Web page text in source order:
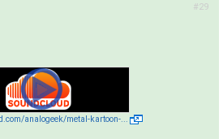
#29
analogeek/metal-kartoon-...